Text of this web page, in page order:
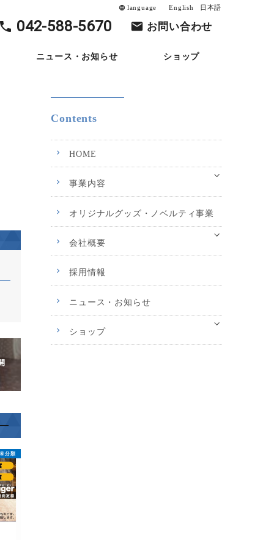
language language English 日本語
042-588-5670 お問い合わせ
ニュース・お知らせ ショップ
未分類
Contents
HOME
事業内容
オリジナルグッズ・ノベルティ事業
会社概要
採用情報
ニュース・お知らせ
ショップ